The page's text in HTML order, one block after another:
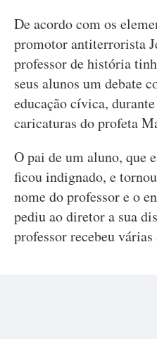
De acordo com os
promotor antiterrorista
professor de história
seus alunos um debate
educação cívica,
caricaturas do profeta
O pai de um aluno, que
ficou indignado, e
nome do professor e o
pediu ao diretor a sua
professor recebeu